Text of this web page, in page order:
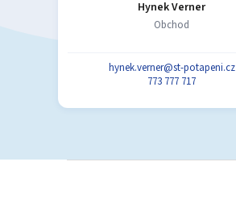
Hynek Verner
Obchod
hynek.verner@st-potapeni.cz
773 777 717